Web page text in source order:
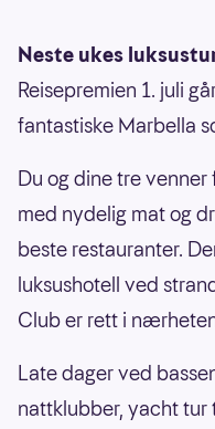
Neste ukes
Reisepremien 1. juli
fantastiske Marbella
Du og dine tre venner
med nydelig mat og
beste restauranter.
luksushotell ved
Club er rett i
Late dager ved
nattklubber, yacht